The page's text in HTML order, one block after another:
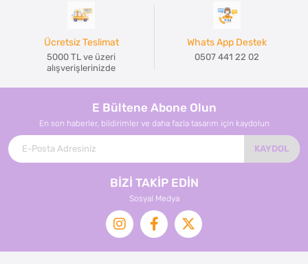
Ücretsiz Teslimat
5000 TL ve üzeri
alışverişlerinizde
Whats App Destek
0507 441 22 02
E Bültene Abone Olun
En son haberler, bildirimler ve daha fazla tasarım için kaydolun
KAYDOL
BİZİ TAKİP EDİN
Sosyal Medya